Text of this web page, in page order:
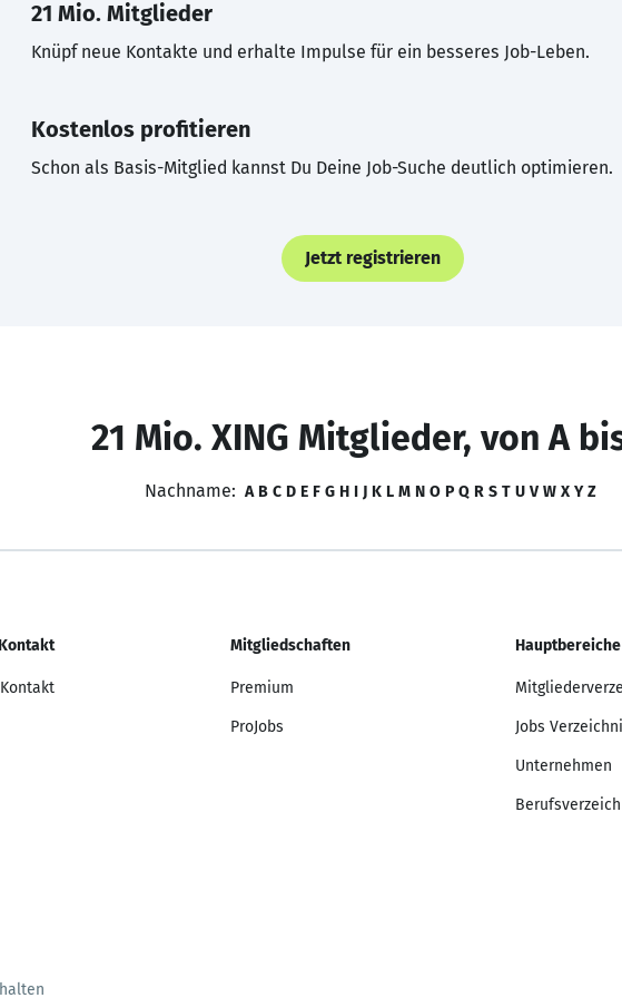
21 Mio. Mitglieder
Knüpf neue Kontakte und erhalte Impulse für ein besseres Job-Leben.
Kostenlos profitieren
Schon als Basis-Mitglied kannst Du Deine Job-Suche deutlich optimieren.
Jetzt registrieren
21 Mio. XING Mitglieder, von A
Nachname: A B C D E F G H I J K L M N O P Q R S T U V W X Y Z
Mitgliedschaften
Premium
ProJobs
Hauptbereiche
Jobs
Unternehmen